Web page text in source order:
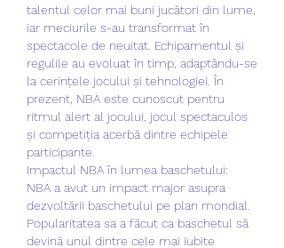
talentul celor mai buni jucători din lume,
iar meciurile s-au transformat în
spectacole de neuitat. Echipamentul și
regulile au evoluat în timp, adaptându-se
la cerințele jocului și tehnologiei. În
prezent, NBA este cunoscut pentru
ritmul alert al jocului, jocul spectaculos
și competiția acerbă dintre echipele
participante.
Impactul NBA în lumea baschetului:
NBA a avut un impact major asupra
dezvoltării baschetului pe plan mondial.
Popularitatea sa a făcut ca baschetul să
devină unul dintre cele mai iubite